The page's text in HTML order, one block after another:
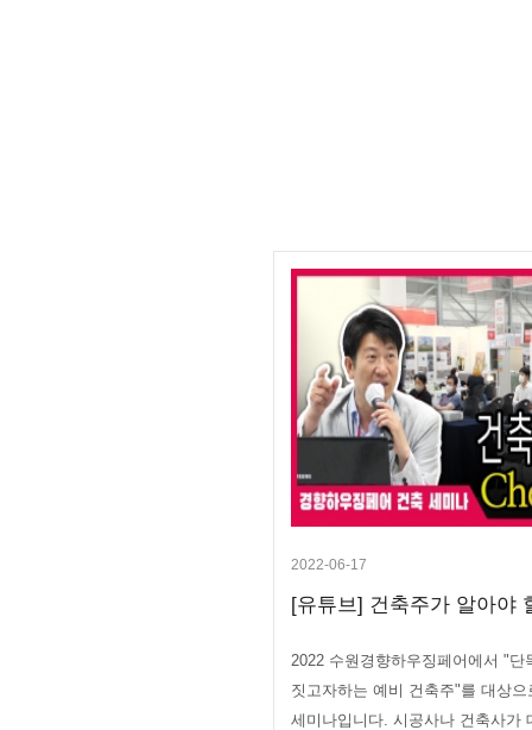
2022-06-17
[유튜브] 건축주가 알아야
2022 수원경향하우징페어에서 "단
짓고자하는 예비 건축주"를 대상으
세미나입니다. 시공사나 건축사가